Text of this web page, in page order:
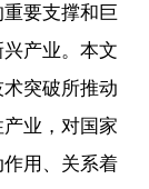
要支撑和巨
产业。本文
突破所推动
业，对国家
用、关系着